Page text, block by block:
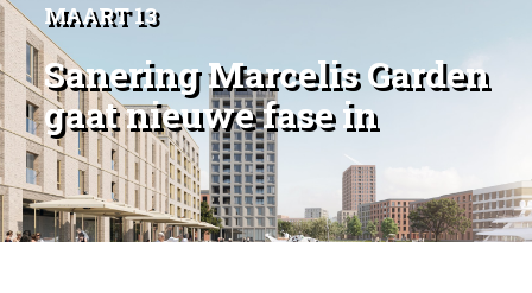
MAART 13
Sanering Marcelis Garden
gaat nieuwe fase in